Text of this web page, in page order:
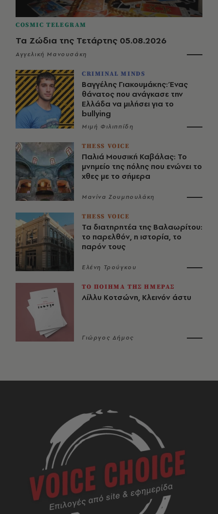
COSMIC TELEGRAM
Τα Ζώδια της Τετάρτης 05.08.2026
Αγγελική Μανουσάκη
CRIMINAL MINDS
Βαγγέλης Γιακουμάκης: Ένας
θάνατος που ανάγκασε την
Ελλάδα να μιλήσει για το
bullying
Μιμή Φιλιππίδη
THESS VOICE
Παλιά Μουσική Καβάλας: Το
μνημείο της πόλης που ενώνει το
χθες με το σήμερα
Μανίνα Ζουμπουλάκη
THESS VOICE
Τα διατηρητέα της Βαλαωρίτου:
το παρελθόν, η ιστορία, το
παρόν τους
Ελένη Τρούγκου
ΤΟ ΠΟΙΗΜΑ ΤΗΣ ΗΜΕΡΑΣ
Λίλλυ Κοτσώνη, Κλεινόν άστυ
Γιώργος Δήμος